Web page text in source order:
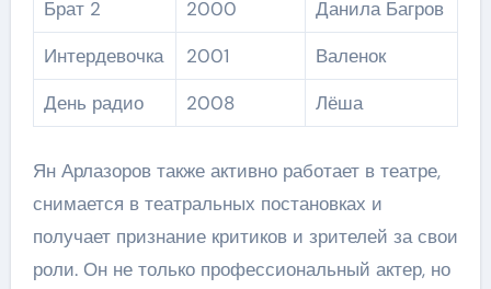
Брат 2 2000
Данила Багров
Интердевочка
2001
Валенок
День радио
2008 Лёша
Ян Арлазоров также активно работает в театре,
снимается в театральных постановках и
получает признание критиков и зрителей за свои
роли. Он не только профессиональный актер, но